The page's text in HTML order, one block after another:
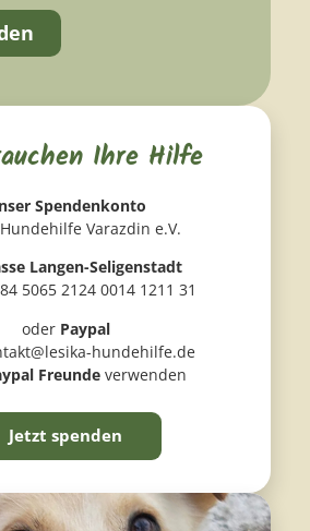
Ihre Hilfe
Spendenkonto
Varazdin e.V.
Langen-Seligenstadt
5065 2124 0014 1211 31
oder Paypal
hundehilfe.de
Freundeverwenden
Jetzt spenden